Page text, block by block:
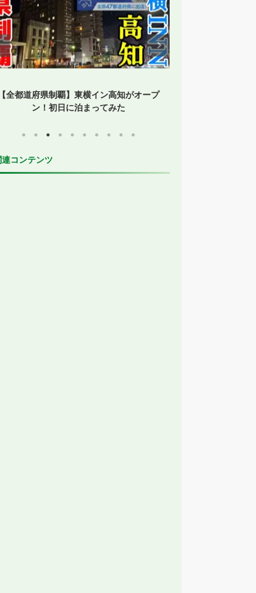
【1時間停まらない】台湾新幹線にノンスト
ップ便誕生！台中通過便に乗ってみた
連コンテンツ